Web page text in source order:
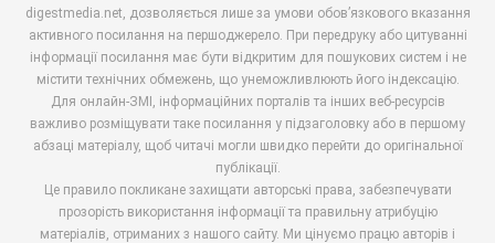
digestmedia.net, дозволяється лише за умови обов’язкового вказання
активного посилання на першоджерело. При передруку або цитуванні
інформації посилання має бути відкритим для пошукових систем і не
містити технічних обмежень, що унеможливлюють його індексацію.
Для онлайн-ЗМІ, інформаційних порталів та інших веб-ресурсів
важливо розміщувати таке посилання у підзаголовку або в першому
абзаці матеріалу, щоб читачі могли швидко перейти до оригінальної
публікації.
Це правило покликане захищати авторські права, забезпечувати
прозорість використання інформації та правильну атрибуцію
матеріалів, отриманих з нашого сайту. Ми цінуємо працю авторів і